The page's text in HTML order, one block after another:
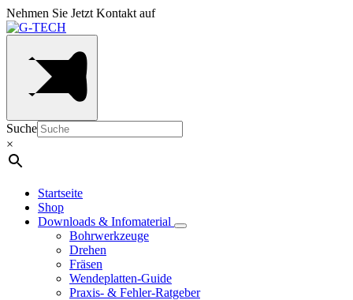
Nehmen Sie Jetzt Kontakt auf
Suche
×
Startseite
Shop
Downloads & Infomaterial
Bohrwerkzeuge
Drehen
Fräsen
Wendeplatten-Guide
Praxis- & Fehler-Ratgeber